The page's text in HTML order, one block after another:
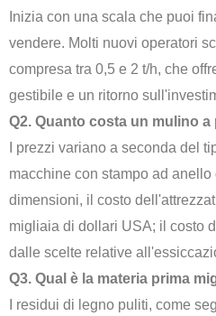
Inizia con una scala che puoi
vendere. Molti nuovi operatori
compresa tra 0,5 e 2 t/h, che
gestibile e un ritorno
Q2. Quanto costa un mulino a
I prezzi variano a seconda del
macchine con stampo ad
dimensioni, il costo
migliaia di dollari USA; il costo
dalle scelte relative
Q3. Qual è la materia prima
I residui di legno puliti, come